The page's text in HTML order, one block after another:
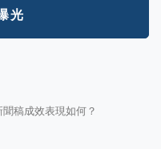
光
稿成效表現如何？